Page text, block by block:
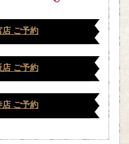
店 ご予約
店 ご予約
店 ご予約